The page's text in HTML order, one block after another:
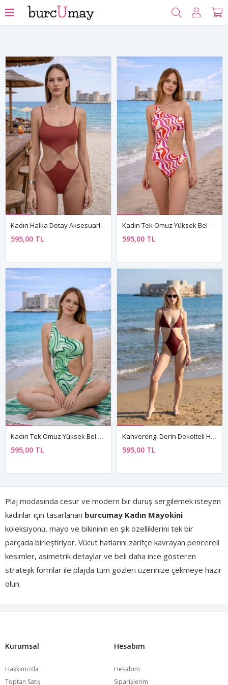
Filtrele
Kadın Halka Detay Aksesuarlı Askılı Kahverengi Mayokini
595,00 TL
Kadın Tek Omuz Yüksek Bel Kesim Desenli Pembe Mayokini
595,00 TL
Kadın Tek Omuz Yüksek Bel Kesim Desenli Yeşil Mayokini
595,00 TL
Kahverengi Derin Dekolteli Halka Aksesuarlı Mayokini Kadın Mayo
595,00 TL
Plaj modasında cesur ve modern bir duruş sergilemek isteyen
kadınlar için tasarlanan burcumay Kadın Mayokini
koleksiyonu, mayo ve bikininin en şık özelliklerini tek bir
parçada birleştiriyor. Vücut hatlarını zarifçe kavrayan pencereli
kesimler, asimetrik detaylar ve beli daha ince gösteren
stratejik formlar ile plajda tüm gözleri üzerinize çekmeye hazır
olun.
Koleksiyonumuzda yer alan
toparlayıcı mayokini
kullanım sunarken, iddialı tasarımlarımızla kendinizi daha
Kurumsal
Hakkımızda
Toptan Satış
Hesabım
Hesabım
Siparişlerim